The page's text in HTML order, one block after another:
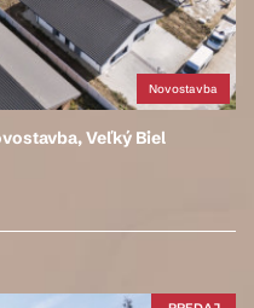
Novostavba
Veľký Biel